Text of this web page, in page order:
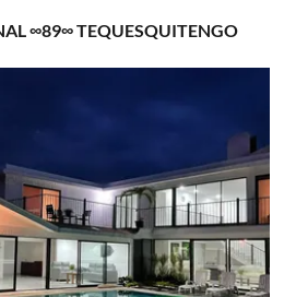
∞89∞ TEQUESQUITENGO